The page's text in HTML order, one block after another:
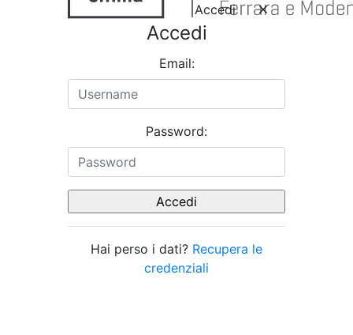
Accedi
Accedi
Email:
Password:
Hai perso i dati? Recupera le
credenziali